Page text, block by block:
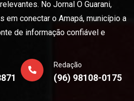
No Jornal O Guarani,
em conectar o Amapá, município a
de informação confiável e
Redação
(96) 98108-0175